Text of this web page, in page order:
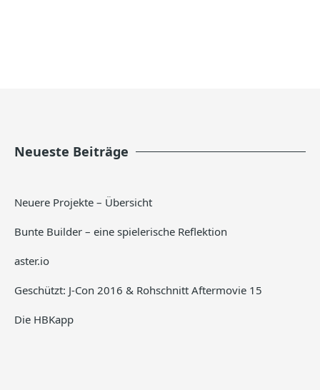
Neueste Beiträge
Neuere Projekte – Übersicht
Bunte Builder – eine spielerische Reflektion
aster.io
Geschützt: J-Con 2016 & Rohschnitt Aftermovie 15
Die HBKapp